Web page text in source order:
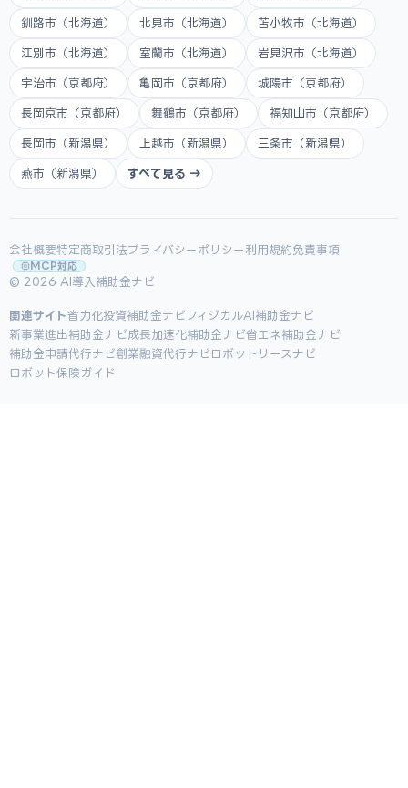
釧路市（北海道） 北見市（北海道） 苫小牧市（北海道）
江別市（北海道） 室蘭市（北海道） 岩見沢市（北海道）
宇治市（京都府） 亀岡市（京都府） 城陽市（京都府）
長岡京市（京都府） 舞鶴市（京都府） 福知山市（京都府）
長岡市（新潟県） 上越市（新潟県） 三条市（新潟県）
燕市（新潟県） すべて見る →
会社概要特定商取引法プライバシーポリシー 利用規約免責事項
MCP対応
© 2026 AI導入補助金ナビ
関連サイト省力化投資補助金ナビ フィジカルAI補助金ナビ
新事業進出補助金ナビ成長加速化補助金ナビ省エネ補助金ナビ
補助金申請代行ナビ創業融資代行ナビ ロボットリースナビ
ロボット保険ガイド